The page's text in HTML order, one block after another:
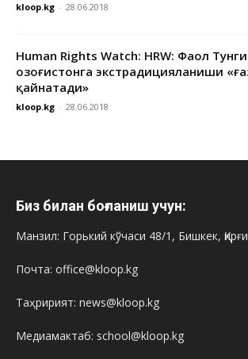
kloop.kg - 28.06.2018
Human Rights Watch: HRW: Фаол
Қозоғистонга экстрадицияланиши
қайнатади»
kloop.kg - 28.06.2018
Биз билан боғланиш учун:
Манзил: Горький кўчаси 48/1, Бишкек,
Почта: office@kloop.kg
Таҳририят: news@kloop.kg
Медиамактаб: school@kloop.kg